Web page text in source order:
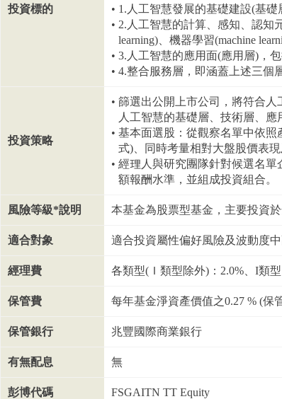
投資標的
1.人工智慧發展的基礎建設(基
2.人工智慧的計算、感知、認知
learning)、機器學習(machine
3.人工智慧的應用面(應用層)，
4.整合服務層，即涵蓋上述三個
投資策略
篩選出公開上市公司，將符合
人工智慧的基礎層、技術層、
基本面選股：從觀察名單中依
式)、同時考量相對大盤股價表
經理人與研究團隊針對候選名
額報酬水準，並組成投資組合。
風險等級*說明 本基金為股票型基金，主要投資
適合對象 適合投資屬性偏好風險及波動度
經理費 各類型(Ｉ類型除外)：2.0%、I類
保管費 每年基金淨資產價值之0.27 % (
保管銀行 兆豐國際商業銀行
有無配息 無
彭博代碼 FSGAITN TT Equity